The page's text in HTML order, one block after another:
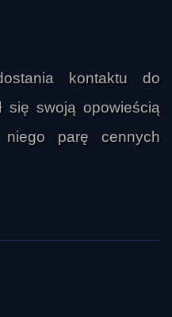
że różnice czasu
Ziemi, na przykład
to różnice bardzo
dylatacji czasu
i niekomfortowe w
do zamieszania
też relacjom o
o obiektach
katastrofie
kontaktu do
się swoją opowieścią
parę cennych